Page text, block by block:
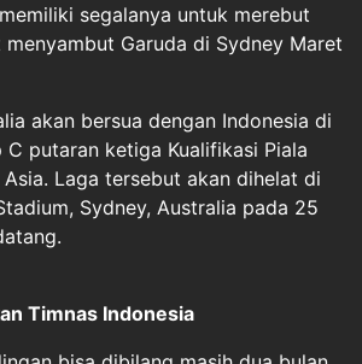
segalanya untuk merebut
menyambut Garuda di Sydney Maret
akan bersua dengan Indonesia di
C putaran ketiga Kualifikasi Piala
Laga tersebut akan dihelat di
Sydney, Australia pada 25
Timnas Indonesia